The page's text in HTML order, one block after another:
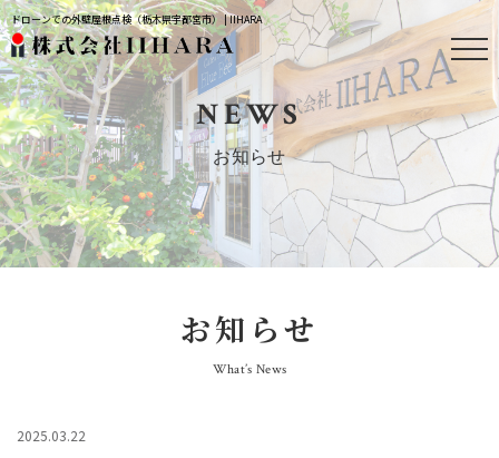
ドローンでの外壁屋根点検（栃木県宇都宮市） | IIHARA
NEWS
お知らせ
お知らせ
What’s News
2025.03.22